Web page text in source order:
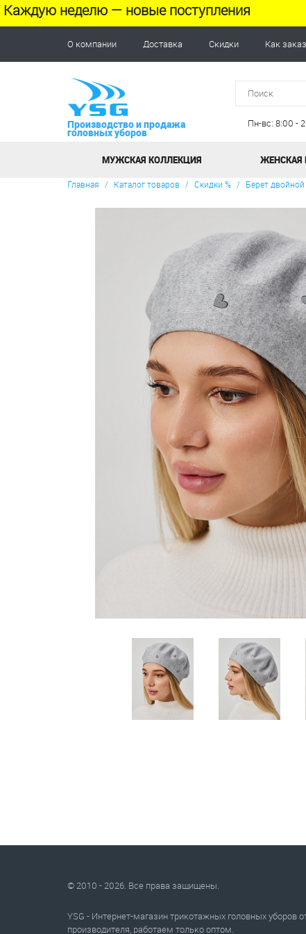
Каждую неделю — новые поступления
О компании Доставка Скидки Как
Производство и продажа
головных уборов
Пн-вс: 8:00 -
МУЖСКАЯ КОЛЛЕКЦИЯ ЖЕНСКАЯ
Главная / Каталог товаров / Скидки % / Берет
© 2010 - 2026. Все права защищены.
YSG - Интернет-магазин трикотажных головных уборов
производителя, работаем только оптом.